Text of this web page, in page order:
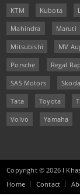
KTM Kubota
Mahindra Maruti
Mitsubishi MV
Porsche Regal
SAS Motors Skoda
Tata Toyota
Volvo Yamaha
Copyright © 2026 I
Home
Contact